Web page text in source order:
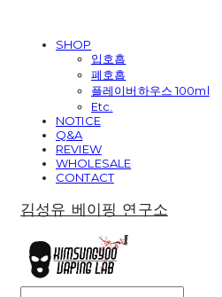
SHOP
입호흡
폐호흡
플레이버하우스 100ml
Etc.
NOTICE
Q&A
REVIEW
WHOLESALE
CONTACT
김성유 베이핑 연구소